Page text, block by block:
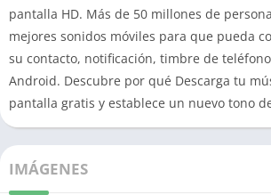
pantalla HD. Más de 50 millones de
mejores sonidos móviles para que pueda
su contacto, notificación, timbre de
Android. Descubre por qué Descarga tu
pantalla gratis y establece un nuevo tono
IMÁGENES